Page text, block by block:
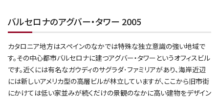
バルセロナのアグバー・タワー 2005
カタロニア地方はスペインのなかでは特殊な独立意識の強い地域で
す。その中心都市バルセロナに建つアグバー・タワーというオフィスビル
です。近くには有名なガウディのサグラダ･ファミリアがあり、海岸近辺
には新しいアメリカ型の高層ビルが林立していますが、ここから旧市街
にかけては低い家並みが続くだけの景観のなかに高い建物をデザイン